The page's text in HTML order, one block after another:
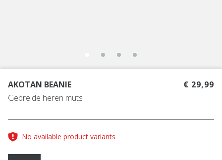
AKOTAN BEANIE
Gebreide heren muts
€ 29,99
No available product variants